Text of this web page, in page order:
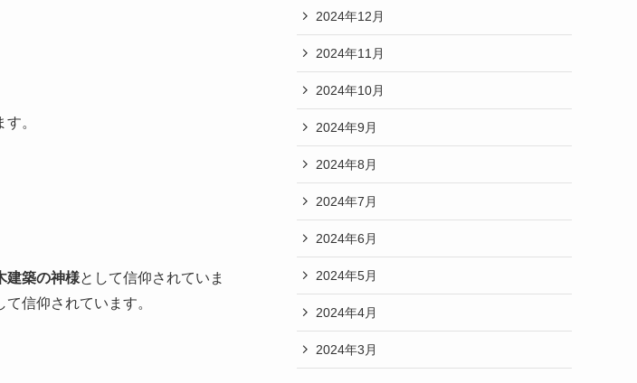
。
建築の神様として信仰されていま
て信仰されています。
2024年12月
2024年11月
2024年10月
2024年9月
2024年8月
2024年7月
2024年6月
2024年5月
2024年4月
2024年3月